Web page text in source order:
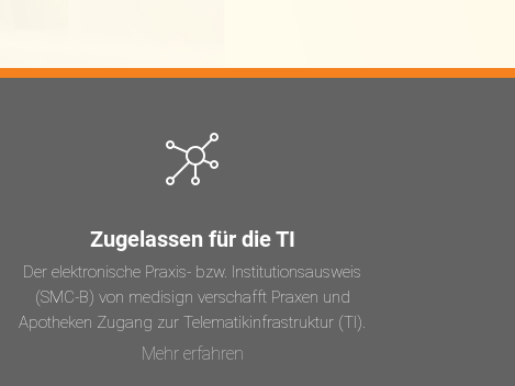
Zugelassen für die TI
Der elektronische Praxis- bzw. Institutionsausweis
(SMC-B) von medisign verschafft Praxen und
Apotheken Zugang zur Telematikinfrastruktur (TI).
Mehr erfahren